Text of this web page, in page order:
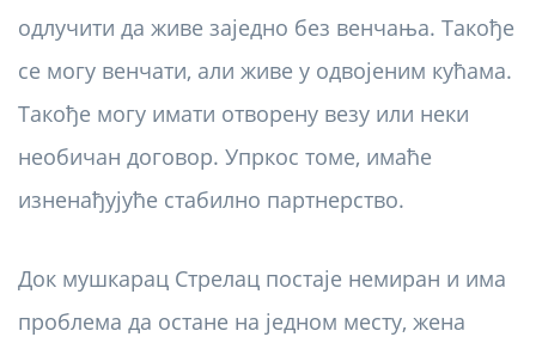
одлучити да живе заједно без венчања. Такође
се могу венчати, али живе у одвојеним кућама.
Такође могу имати отворену везу или неки
необичан договор. Упркос томе, имаће
изненађујуће стабилно партнерство.
Док мушкарац Стрелац постаје немиран и има
проблема да остане на једном месту, жена